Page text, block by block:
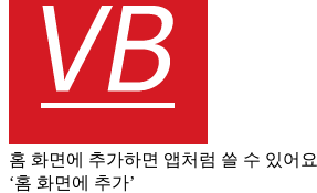
홈 화면에 추가하면 앱처럼 쓸 수 있어요
‘홈 화면에 추가’